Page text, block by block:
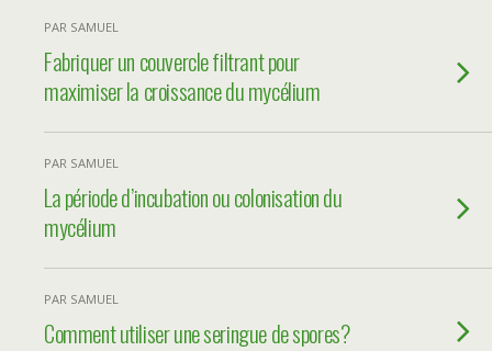
PAR SAMUEL
Fabriquer un couvercle filtrant pour
maximiser la croissance du mycélium
PAR SAMUEL
La période d’incubation ou colonisation du
mycélium
PAR SAMUEL
Comment utiliser une seringue de spores?